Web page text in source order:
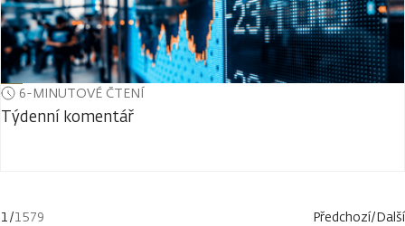
6-MINUTOVÉ ČTENÍ
Týdenní komentář
1/1579 Předchozí/Další